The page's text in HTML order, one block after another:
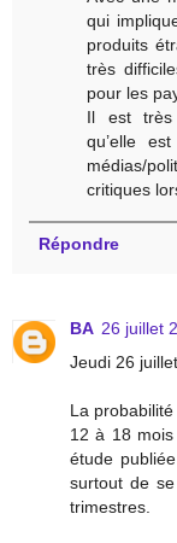
qui
produits
très
pour les
Il est très
qu’elle
médias/
critiques
Répondre
BA 26 juillet
Jeudi 26
La
12 à 18
étude
surtout de
trimestres.